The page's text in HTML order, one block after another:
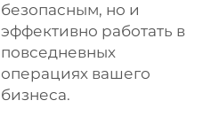
безопасным, но и
эффективно работать в
повседневных
операциях вашего
бизнеса.